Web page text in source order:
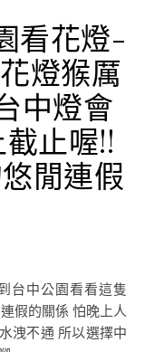
看花燈-
燈猴厲
中燈會
止喔!!
閒連假
假的關係 怕晚上人
洩不通 所以選擇中